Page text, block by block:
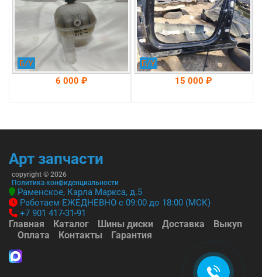
Б/У
6 000 ₽
-->
Б/У
15 000 ₽
-->
Арт запчасти
copyright © 2026
Политика конфиденциальности
Раменское, Карла Маркса, д.5
Работаем ЕЖЕДНЕВНО с 09:00 до 18:00 (МСК)
+7 901 417-31-91
Главная Каталог Шины диски Доставка
Выкуп
Оплата
Контакты Гарантия